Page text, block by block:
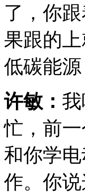
了，你
果跟的
低碳能源
许敏：
忙，前
和你学
作。你